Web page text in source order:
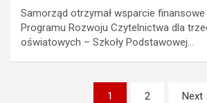
Samorząd otrzymał wsparcie
Programu Rozwoju Czytelnictwa dla
oświatowych – Szkoły Podstawowej…
Stronicowanie
1 2 Next